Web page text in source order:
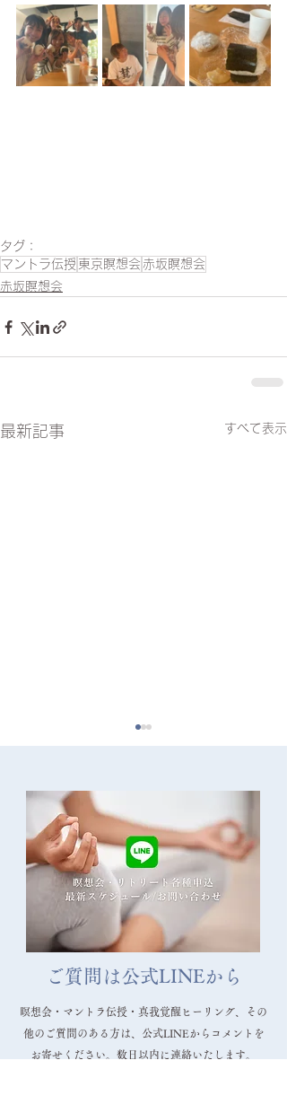
タグ：
マントラ伝授 東京瞑想会 赤坂瞑想会
赤坂瞑想会
最新記事 すべて表示
2025/3/30 東京赤坂瞑想
会 ご参加ありがとうござ
いました！
ご質問は公式LINEから
瞑想会・マントラ伝授・真我覚醒ヒーリング、その
他のご質問のある方は、公式LINEからコメントを
お寄せください。数日以内に連絡いたします。